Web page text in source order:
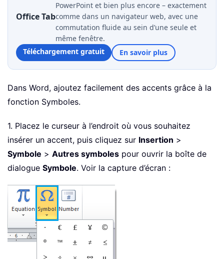
Office Tab
PowerPoint et bien plus encore – exactement
comme dans un navigateur web, avec une
commutation fluide au sein d’une seule et
même fenêtre.
Téléchargement gratuit
En savoir plus
Dans Word, ajoutez facilement des accents grâce à la
fonction Symboles.
1. Placez le curseur à l’endroit où vous souhaitez
insérer un accent, puis cliquez sur Insertion >
Symbole > Autres symboles pour ouvrir la boîte de
dialogue Symbole. Voir la capture d’écran :